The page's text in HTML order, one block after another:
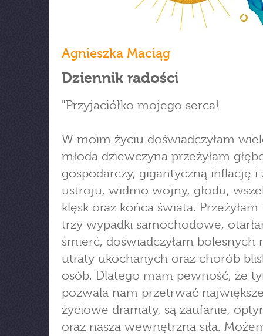
Agnieszka Maciąg
Dziennik radości
"Przyjaciółko mojego serca!
W moim życiu doświadczyłam
młoda dziewczyna przeżyłam
gospodarczy, gigantyczną inflację i
ustroju, widmo wojny, głodu,
klęsk oraz końca świata. Przeżyłam
trzy wypadki samochodowe,
śmierć, doświadczyłam bolesnych
utraty ukochanych oraz chorób
osób. Dlatego mam pewność, że
pozwala nam przetrwać
życiowe dramaty, są zaufanie,
oraz nasza wewnętrzna siła.